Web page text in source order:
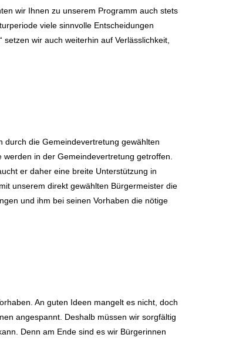
wir Ihnen zu unserem Programm auch stets
viele sinnvolle Entscheidungen
wir auch weiterhin auf Verlässlichkeit,
durch die Gemeindevertretung gewählten
in der Gemeindevertretung getroffen.
er daher eine breite Unterstützung in
unserem direkt gewählten Bürgermeister die
und ihm bei seinen Vorhaben die nötige
An guten Ideen mangelt es nicht, doch
angespannt. Deshalb müssen wir sorgfältig
Denn am Ende sind es wir Bürgerinnen